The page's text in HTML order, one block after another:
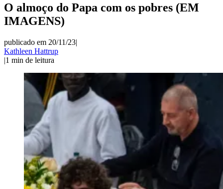
O almoço do Papa com os pobres (EM
IMAGENS)
publicado em 20/11/23|
Kathleen Hattrup
|1 min de leitura